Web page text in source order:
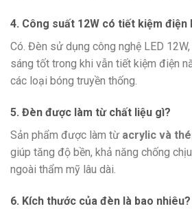
4. Công suất 12W có tiết kiệm điện
Có. Đèn sử dụng công nghệ LED
sáng tốt trong khi vẫn tiết kiệm điện
các loại bóng truyền thống.
5. Đèn được làm từ chất liệu gì?
Sản phẩm được làm từ acrylic và
giúp tăng độ bền, khả năng chống
ngoài thẩm mỹ lâu dài.
6. Kích thước của đèn là bao nhiêu?